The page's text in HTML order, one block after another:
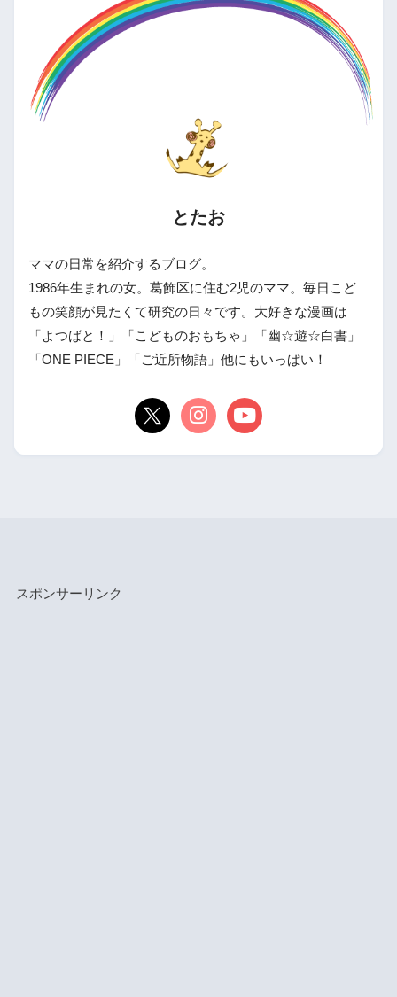
とたお
ママの日常を紹介するブログ。
1986年生まれの女。葛飾区に住む2児のママ。毎日こど
もの笑顔が見たくて研究の日々です。大好きな漫画は
「よつばと！」「こどものおもちゃ」「幽☆遊☆白書」
「ONE PIECE」「ご近所物語」他にもいっぱい！
スポンサーリンク